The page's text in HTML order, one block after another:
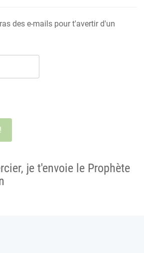
des e-mails pour t'avertir d'un
je t'envoie le Prophète